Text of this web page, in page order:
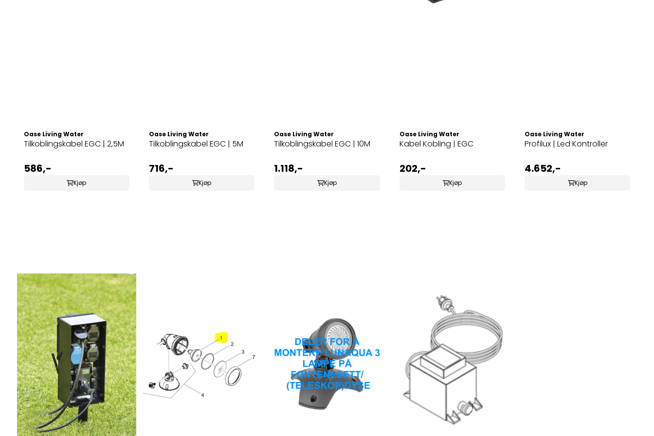
Oase Living Water
Tilkoblingskabel EGC | 2,5M
586,-
Kjøp
Oase Living Water
Tilkoblingskabel EGC | 5M
716,-
Kjøp
Oase Living Water
Tilkoblingskabel EGC | 10M
1.118,-
Kjøp
Oase Living Water
Kabel Kobling | EGC
202,-
Kjøp
Oase Living Water
Profilux | Led Kontroller
4.652,-
Kjøp